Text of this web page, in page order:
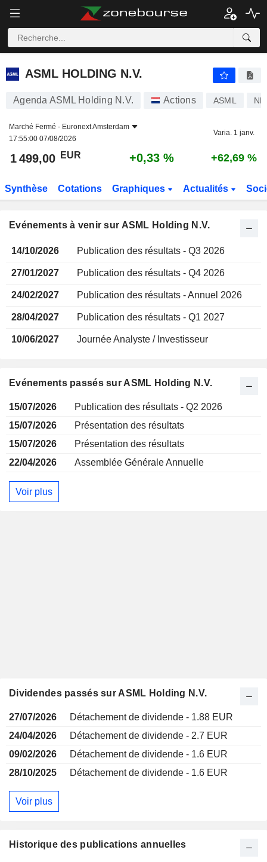
ASML HOLDING N.V.
ASML HOLDING N.V.
Agenda ASML Holding N.V. Actions ASML
Marché Fermé - Euronext Amsterdam
17:55:00 07/08/2026
Varia. 1 janv.
1 499,00 EUR +0,33 % +62,69 %
Synthèse Cotations Graphiques Actualités
Evénements à venir sur ASML Holding N.V.
14/10/2026 Publication des résultats - Q3 2026
27/01/2027 Publication des résultats - Q4 2026
24/02/2027 Publication des résultats - Annuel 2026
28/04/2027 Publication des résultats - Q1 2027
10/06/2027 Journée Analyste / Investisseur
Evénements passés sur ASML Holding N.V.
15/07/2026
Publication des résultats - Q2 2026
15/07/2026
Présentation des résultats
15/07/2026
Présentation des résultats
22/04/2026
Assemblée Générale Annuelle
Voir plus
Dividendes passés sur ASML Holding N.V.
27/07/2026
Détachement de dividende - 1.88 EUR
24/04/2026
Détachement de dividende - 2.7 EUR
09/02/2026
Détachement de dividende - 1.6 EUR
28/10/2025
Détachement de dividende - 1.6 EUR
Voir plus
Historique des publications annuelles